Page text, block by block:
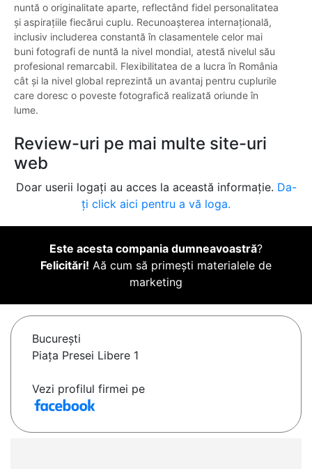
nuntă o originalitate aparte, reflectând fidel personalitatea
și aspirațiile fiecărui cuplu. Recunoașterea internațională,
inclusiv includerea constantă în clasamentele celor mai
buni fotografi de nuntă la nivel mondial, atestă nivelul său
profesional remarcabil. Flexibilitatea de a lucra în România
cât și la nivel global reprezintă un avantaj pentru cuplurile
care doresc o poveste fotografică realizată oriunde în
lume.
Review-uri pe mai multe site-uri
web
Doar userii logați au acces la această informație. Da-
ți click aici pentru a vă loga.
Este acesta compania dumneavoastră?
Felicitări! Aă cum să primești materialele de
marketing
Bucureşti
Piața Presei Libere 1
Vezi profilul firmei pe